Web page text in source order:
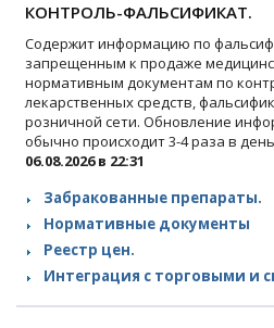
КОНТРОЛЬ-ФАЛЬСИФИКАТ.
Содержит информацию по
запрещенным к продаже
нормативным документам по
лекарственных средств,
розничной сети. Обновление
обычно происходит 3-4 раза в
06.08.2026 в 22:31
Забракованные препараты.
Нормативные документы
Реестр цен.
Интеграция с торговыми и